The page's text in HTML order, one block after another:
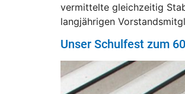
vermittelte gleichzeitig
langjährigen
Unser Schulfest zum